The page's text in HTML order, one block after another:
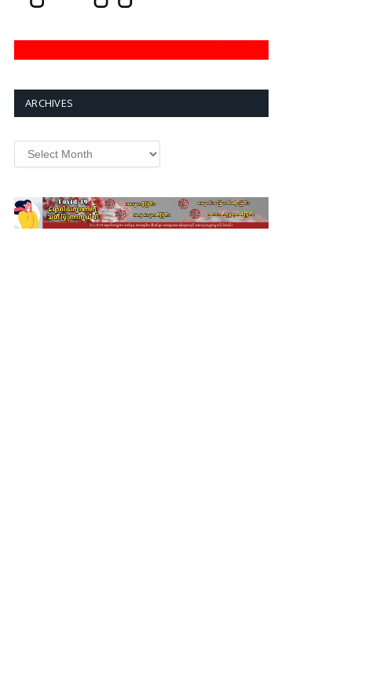
ARCHIVES
Archives